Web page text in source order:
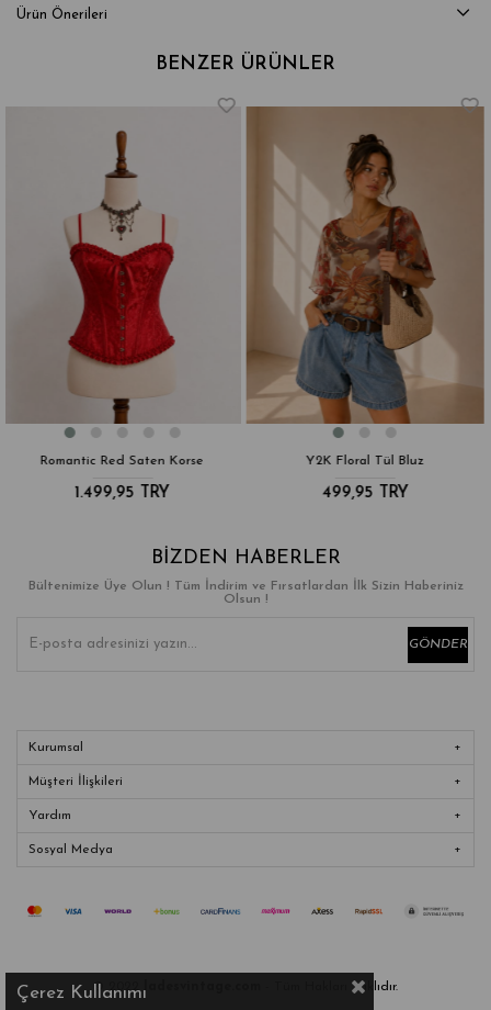
Ürün Önerileri
BENZER ÜRÜNLER
Y2K Floral Tül Bluz
499,95 TRY
Y2K Tül Çiçekli Bluz
799,95 TRY
BIZDEN HABERLER
Bültenimize Üye Olun ! Tüm İndirim ve Fırsatlardan İlk Sizin Haberiniz
Olsun !
GÖNDER
Kurumsal
Müşteri İlişkileri
Yardım
Sosyal Medya
© 2022 - Tüm Hakları Saklıdır.
Çerez Kullanımı